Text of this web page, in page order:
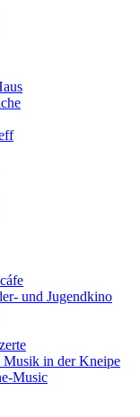
und Jugendkino
in der Kneipe
Music